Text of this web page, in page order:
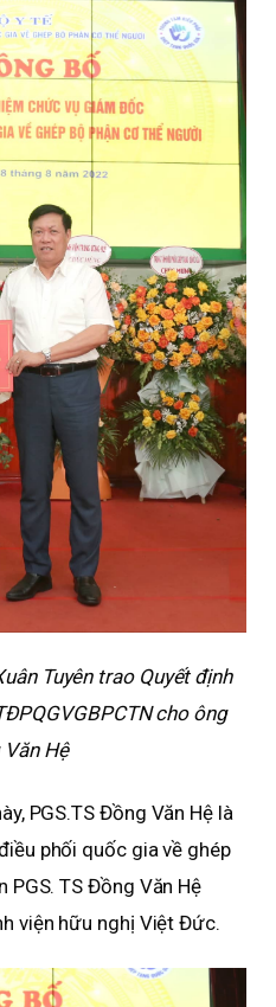
Tuyên trao Quyết định
cho ông
Hệ
PGS.TS Đồng Văn Hệ là
phối quốc gia về ghép
PGS. TS Đồng Văn Hệ
viện hữu nghị Việt Đức.